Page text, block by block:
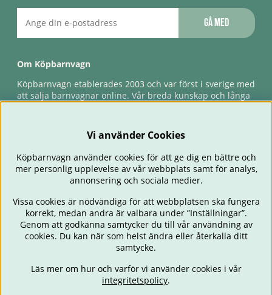
Gå med
Om Köpbarnvagn
Köpbarnvagn etablerades 2003 och var först i sverige med
att sälja barnvagnar online. Vår breda kunskap och långa
förlossningsgaranti & förlängd ångerrätt.
BARNVAGNAR BILSTOLAR BABY ÄTA & MATA
RESA
OUTLET
PRESENTTIPS
Vi använder Cookies
Köpbarnvagn använder cookies för att ge dig en bättre och
mer personlig upplevelse av vår webbplats samt för analys,
annonsering och sociala medier.
Vissa cookies är nödvändiga för att webbplatsen ska fungera
korrekt, medan andra är valbara under ”Inställningar”.
Genom att godkänna samtycker du till vår användning av
cookies. Du kan när som helst ändra eller återkalla ditt
samtycke.
Läs mer om hur och varför vi använder cookies i vår
integritetspolicy.